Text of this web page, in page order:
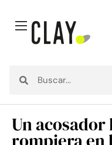
Un acosador